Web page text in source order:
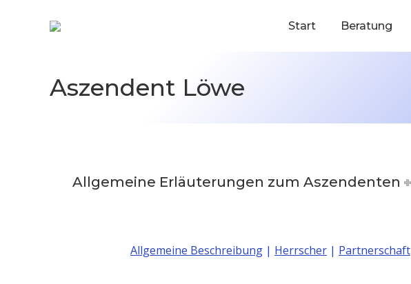
Start Beratung
Aszendent Löwe
Allgemeine Erläuterungen zum Aszendenten
Allgemeine Beschreibung | Herrscher | Partnerschaft